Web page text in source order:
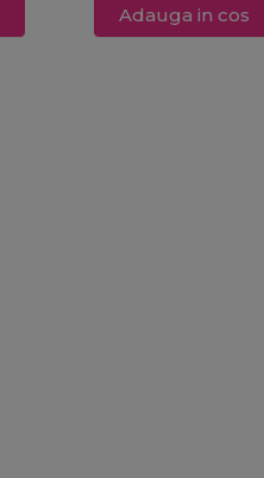
Adauga in cos